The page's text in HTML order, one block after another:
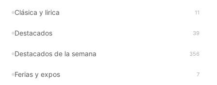
Clásica y lirica 11
Destacados 39
Destacados de la semana 356
Ferias y expos 7